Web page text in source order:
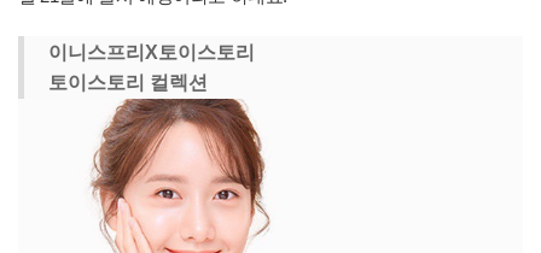
이니스프리X토이스토리
토이스토리 컬렉션